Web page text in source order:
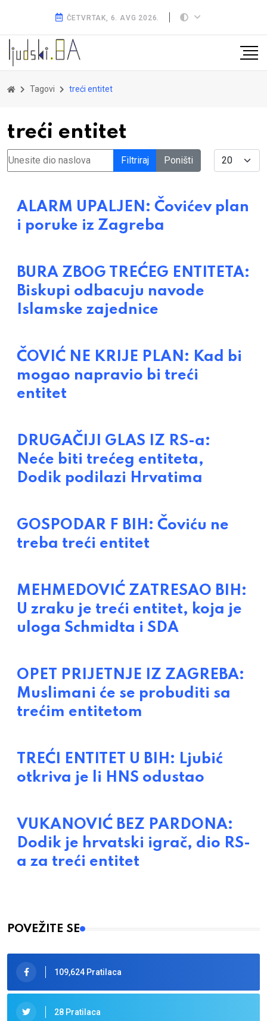
ČETVRTAK, 6. AVG 2026.
Tagovi treći entitet
treći entitet
Unesite dio naslova Filtriraj Poništi Display #
ALARM UPALJEN: Čovićev plan
i poruke iz Zagreba
BURA ZBOG TREĆEG ENTITETA:
Biskupi odbacuju navode
Islamske zajednice
ČOVIĆ NE KRIJE PLAN: Kad bi
mogao napravio bi treći
entitet
DRUGAČIJI GLAS IZ RS-a:
Neće biti trećeg entiteta,
Dodik podilazi Hrvatima
GOSPODAR F BIH: Čoviću ne
treba treći entitet
MEHMEDOVIĆ ZATRESAO BIH:
U zraku je treći entitet, koja je
uloga Schmidta i SDA
OPET PRIJETNJE IZ ZAGREBA:
Muslimani će se probuditi sa
trećim entitetom
TREĆI ENTITET U BIH: Ljubić
otkriva je li HNS odustao
VUKANOVIĆ BEZ PARDONA:
Dodik je hrvatski igrač, dio RS-
a za treći entitet
POVEŽITE SE
109,624 Pratilaca
28 Pratilaca